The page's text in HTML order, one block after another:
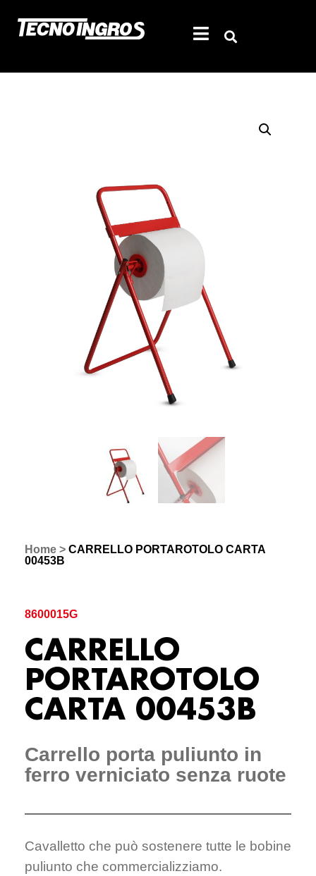
Home > CARRELLO PORTAROTOLO CARTA
00453B
8600015G
CARRELLO
PORTAROTOLO
CARTA 00453B
Carrello porta puliunto in
ferro verniciato senza ruote
Cavalletto che può sostenere tutte le bobine
puliunto che commercializziamo.